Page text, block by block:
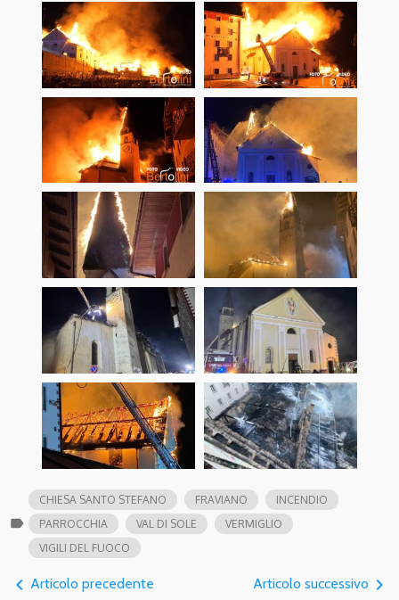
label
CHIESA SANTO STEFANO FRAVIANO
INCENDIO
PARROCCHIA
VAL DI SOLE
VERMIGLIO
VIGILI DEL FUOCO
navigate_before Articolo precedente Articolo successivo navigate_next